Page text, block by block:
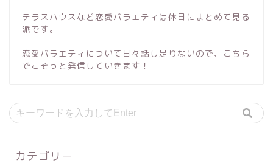
テラスハウスなど恋愛バラエティは休日にまとめて見る
派です。
恋愛バラエティについて日々話し足りないので、こちら
でこそっと発信していきます！
カテゴリー